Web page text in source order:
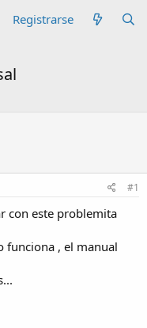
Registrarse
#1
con este problemita
funciona , el manual